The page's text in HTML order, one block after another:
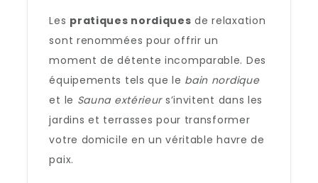
Les pratiques nordiques de relaxation
sont renommées pour offrir un
moment de détente incomparable. Des
équipements tels que le bain nordique
et le Sauna extérieurs’invitent dans les
jardins et terrasses pour transformer
votre domicile en un véritable havre de
paix.